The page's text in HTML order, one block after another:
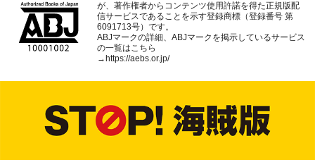
が、著作権者からコンテンツ使用許諾を得た正規版配
信サービスであることを示す登録商標（登録番号 第
6091713号）です。
ABJマークの詳細、ABJマークを掲示しているサービス
の一覧はこちら
→https://aebs.or.jp/